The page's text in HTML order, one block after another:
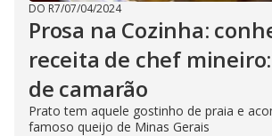
DO R7/07/04/2024
Prosa na Cozinha:
receita de chef
de camarão
Prato tem aquele gostinho de praia e
famoso queijo de Minas Gerais